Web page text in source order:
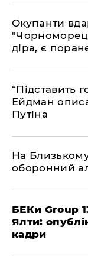
​Окупанти
діра, є
​“Підставить
Ейдман
Путіна
На
оборонний
БЕКи Group
Ялти:
кадри